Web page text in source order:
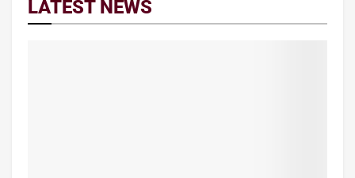
LATEST NEWS